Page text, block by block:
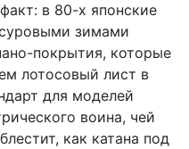
в 80-х японские
зимами
покрытия, которые
лотосовый лист в
для моделей
воина, чей
как катана под